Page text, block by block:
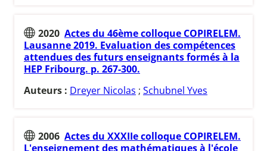
2020 Actes du 46ème colloque COPIRELEM.
Lausanne 2019. Evaluation des compétences
attendues des futurs enseignants formés à la
HEP Fribourg. p. 267-300.
Auteurs : Dreyer Nicolas ; Schubnel Yves
2006 Actes du XXXIIe colloque COPIRELEM.
L'enseignement des mathématiques à l'école